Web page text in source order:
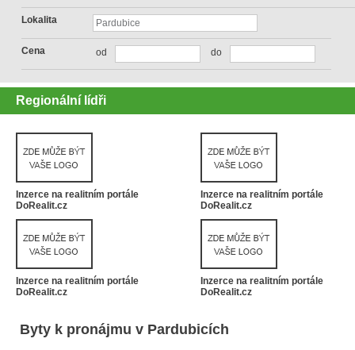
Lokalita
Cena od do
Regionální lídři
Inzerce na realitním portále
DoRealit.cz
Inzerce na realitním portále
DoRealit.cz
Inzerce na realitním portále
DoRealit.cz
Inzerce na realitním portále
DoRealit.cz
Byty k pronájmu v Pardubicích